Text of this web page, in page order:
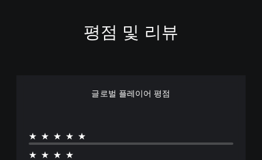
평점 및 리뷰
글로벌 플레이어 평점
★★★★★
★★★★